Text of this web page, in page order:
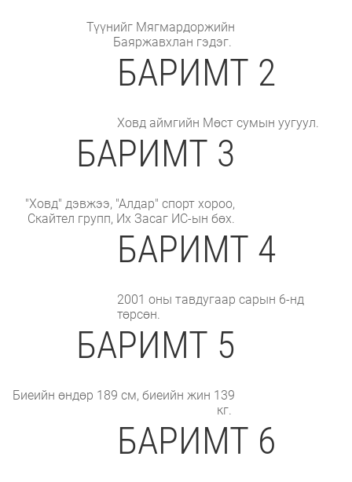
Түүнийг Мягмардоржийн
Баяржавхлан гэдэг.
БАРИМТ 2
Ховд аймгийн Мөст сумын уугуул.
БАРИМТ 3
"Ховд" дэвжээ, "Алдар" спорт хороо,
Скайтел групп, Их Засаг ИС-ын бөх.
БАРИМТ 4
2001 оны тавдугаар сарын 6-нд
төрсөн.
БАРИМТ 5
Биеийн өндөр 189 см, биеийн жин 139
кг.
БАРИМТ 6